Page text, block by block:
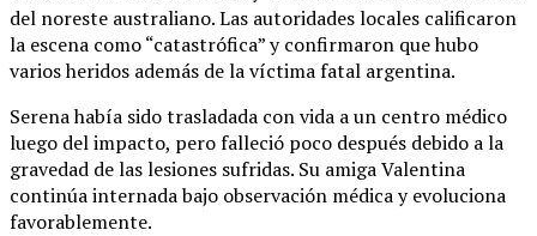
del noreste australiano. Las autoridades locales calificaron
la escena como “catastrófica” y confirmaron que hubo
varios heridos además de la víctima fatal argentina.
Serena había sido trasladada con vida a un centro médico
luego del impacto, pero falleció poco después debido a la
gravedad de las lesiones sufridas. Su amiga Valentina
continúa internada bajo observación médica y evoluciona
favorablemente.